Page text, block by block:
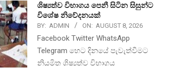
ශිෂ්‍යත්ව විභාගය පෙනී සිටින සිසුන්ට
විශේෂ නිවේදනයක්
BY: ADMIN ON: AUGUST 8, 2026
Facebook Twitter WhatsApp
Telegram හෙට දිනයේ පැවැත්වීමට
නියමිත ශිෂ්‍යත්ව විභාගය